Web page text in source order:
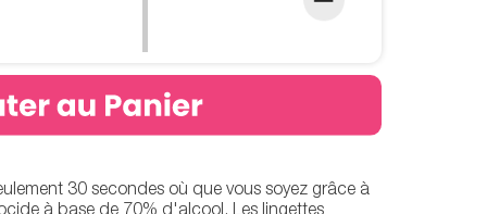
30 secondes où que vous soyez grâce à